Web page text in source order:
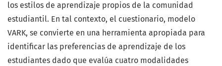
los estilos de aprendizaje propios de la comunidad
estudiantil. En tal contexto, el cuestionario, modelo
VARK, se convierte en una herramienta apropiada para
identificar las preferencias de aprendizaje de los
estudiantes dado que evalúa cuatro modalidades